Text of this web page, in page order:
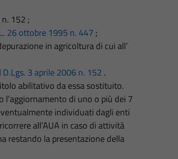
152 ;
26 ottobre 1995 n. 447 ;
in agricoltura di cui all’
D.Lgs. 3 aprile 2006 n. 152 .
abilitativo da essa sostituito.
l’aggiornamento di uno o più dei 7
individuati dagli enti
all’AUA in caso di attività
restando la presentazione della